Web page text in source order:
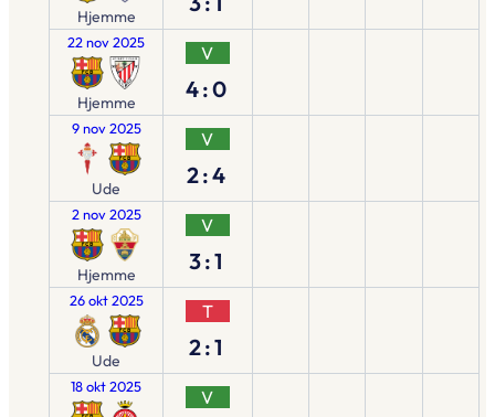
Hjemme
22 nov 2025
Hjemme
V
4:0
9 nov 2025
Ude
V
2:4
2 nov 2025
Hjemme
V
3:1
26 okt 2025
Ude
T
2:1
18 okt 2025 V